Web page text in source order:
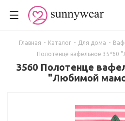
Главная - Каталог - Для дома -
Полотенце вафельное 35*60
3560 Полотенце
"Любимой